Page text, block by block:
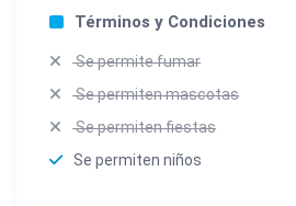
Términos y Condiciones
Se permite fumar
Se permiten mascotas
Se permiten fiestas
Se permiten niños